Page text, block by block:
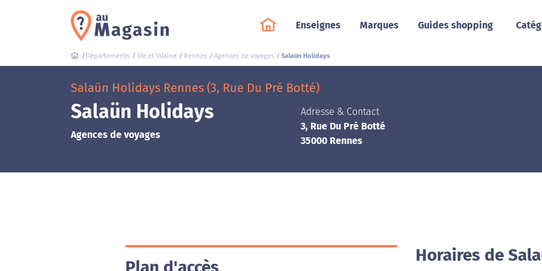
Enseignes Marques Guides shopping
Départements Ille et Vilaine Rennes Agences de voyages Salaün Holidays
Salaün Holidays Rennes (3, Rue Du Pré Botté)
Salaün Holidays
Agences de voyages
Adresse & Contact
3, Rue Du Pré Botté
35000 Rennes
Horaires de